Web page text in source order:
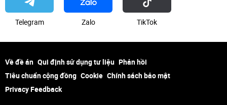
Telegram Zalo ТikТоk
Về đề án Qui định sử dụng tư liệu Phản hồi
Tiêu chuẩn cộng đồng Cookie Chính sách bảo mật
Privacy Feedback